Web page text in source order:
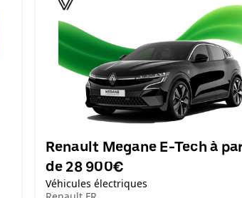
Renault Megane E-Tech à
de 28 900€
Véhicules électriques